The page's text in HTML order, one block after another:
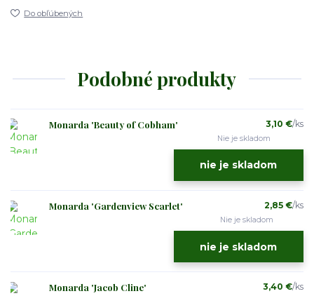
Do obľúbených
Podobné produkty
Monarda 'Beauty of Cobham' 3,10 €/ks
Nie je skladom
nie je skladom
Monarda 'Gardenview Scarlet' 2,85 €/ks
Nie je skladom
nie je skladom
Monarda 'Jacob Cline' 3,40 €/ks